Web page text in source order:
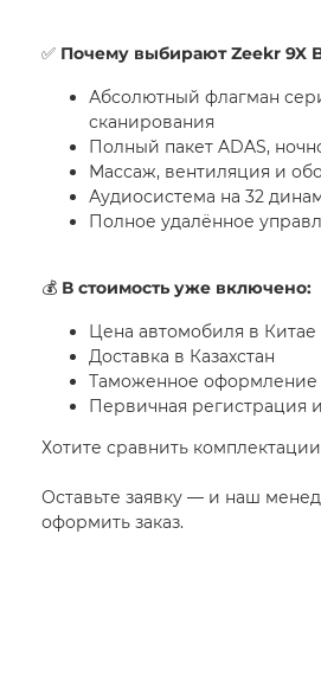
✅ Почему выбирают Zeekr 9X
Абсолютный флагман
сканирования
Полный пакет ADAS,
Массаж, вентиляция и
Аудиосистема на 32
Полное удалённое
💰 В стоимость уже включено:
Цена автомобиля в Китае
Доставка в Казахстан
Таможенное оформление
Первичная регистрация
Хотите сравнить
Оставьте заявку — и наш
оформить заказ.